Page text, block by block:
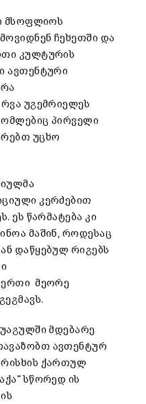
მსოფლიოს
ჩეხეთში და
კულტურის
ავთენტური
უგემრიელეს
პირველი
უცხო
კერძებით
ეს წარმატება კი
მაშინ, როდესაც
დაწყებულ რიგებს
მეორე
მდებარე
ავთენტურ
ქართულ
სწორედ ის